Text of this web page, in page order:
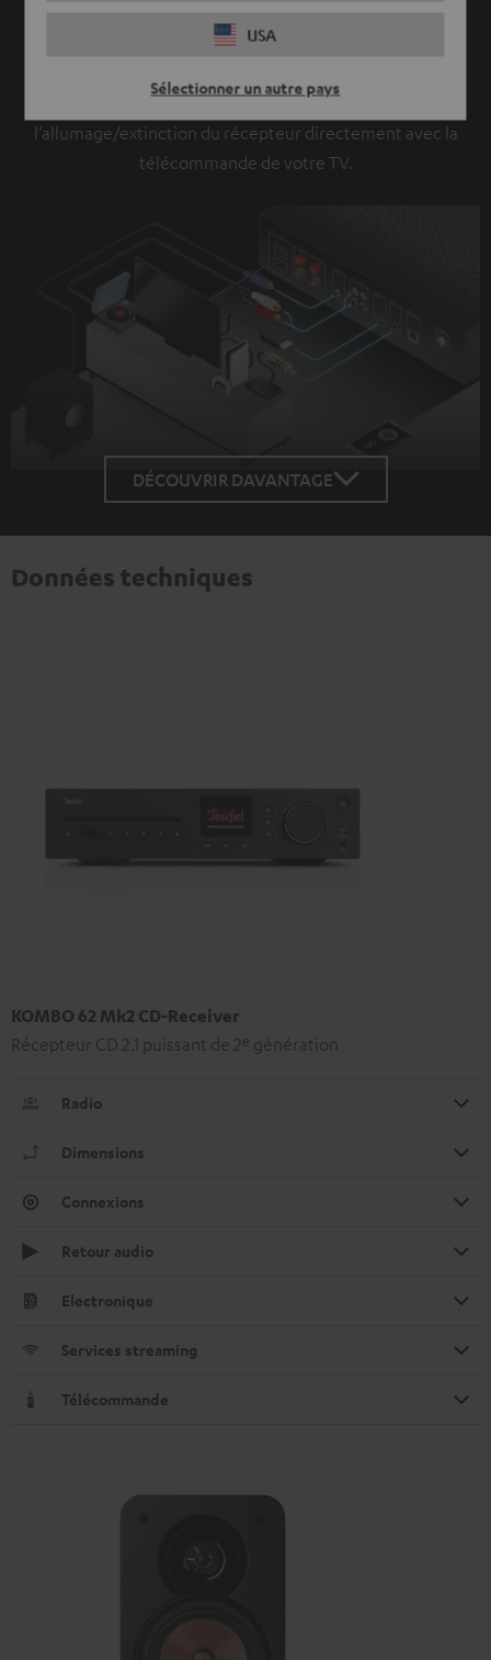
USA
Sélectionner un autre pays
Vous n’avez que la télécommande de votre téléviseur à
compatible CEC, vous pouvez contrôler le volume et
l’allumage/extinction du récepteur directement avec la
télécommande de votre TV.
DÉCOUVRIR DAVANTAGE
Données techniques
KOMBO 62 Mk2 CD-Receiver
Récepteur CD 2.1 puissant de 2ᵉ génération
Radio
Dimensions
Connexions
Retour audio
Electronique
Services streaming
Télécommande